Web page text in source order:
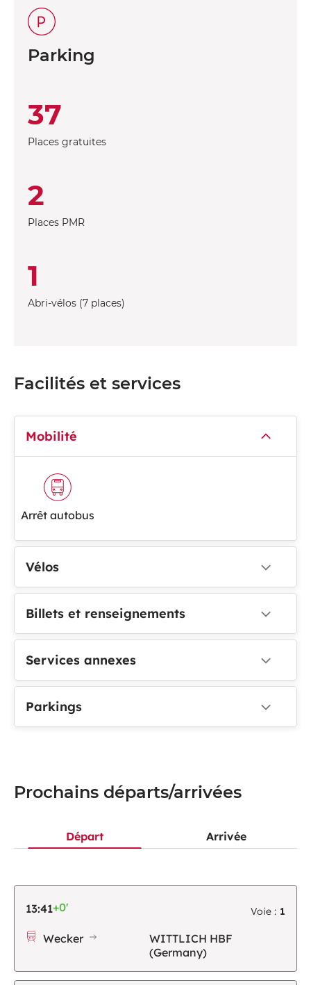
Parking
37
Places gratuites
2
Places PMR
1
Abri-vélos (7 places)
Facilités et services
Mobilité
Arrêt autobus
Vélos
Billets et renseignements
Services annexes
Parkings
Prochains départs/arrivées
Départ Arrivée
13:41+0' Voie : 1
Wecker
WITTLICH HBF
(Germany)